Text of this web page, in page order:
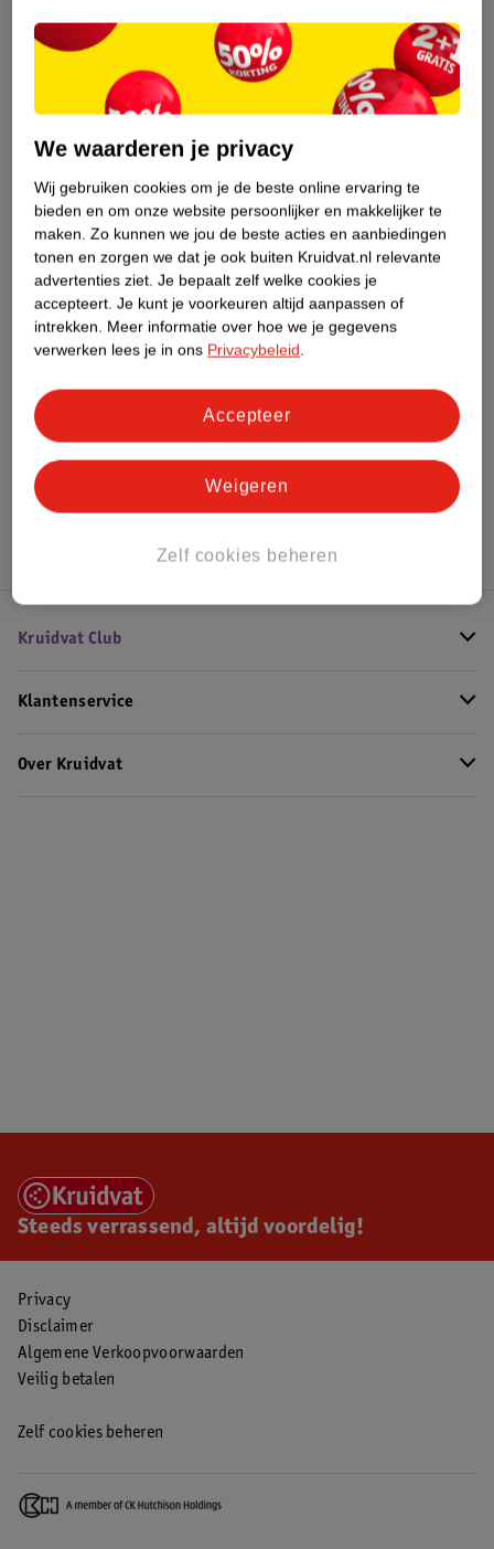
Etiketinformatie
Nature Impact Score
Impact Score.
Meer informatie
Bestel & Bezorginformatie
Bekijk ook
MeerKneipp Alle Doucheschuim
Hoe controleren wij de reviews?
Kruidvat Club
Klantenservice
Over Kruidvat
Steeds verrassend, altijd voordelig!
Privacy
Disclaimer
Algemene Verkoopvoorwaarden
Veilig betalen
Zelf cookies beheren
We waarderen je privacy
Wij gebruiken cookies om je de beste online ervaring te
bieden en om onze website persoonlijker en makkelijker te
maken. Zo kunnen we jou de beste acties en aanbiedingen
tonen en zorgen we dat je ook buiten Kruidvat.nl relevante
advertenties ziet. Je bepaalt zelf welke cookies je
accepteert. Je kunt je voorkeuren altijd aanpassen of
intrekken. Meer informatie over hoe we je gegevens
verwerken lees je in ons Privacybeleid.
Zelf cookies beheren
Weigeren
Accepteer